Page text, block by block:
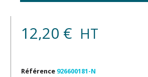
12,20 € HT
Référence 926600181-N